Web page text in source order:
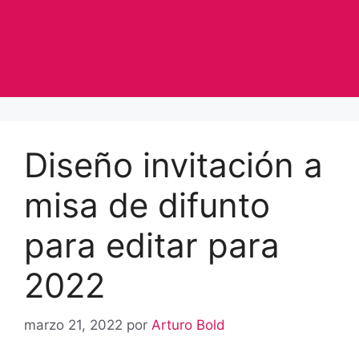
Diseño invitación a
misa de difunto
para editar para
2022
marzo 21, 2022 por Arturo Bold